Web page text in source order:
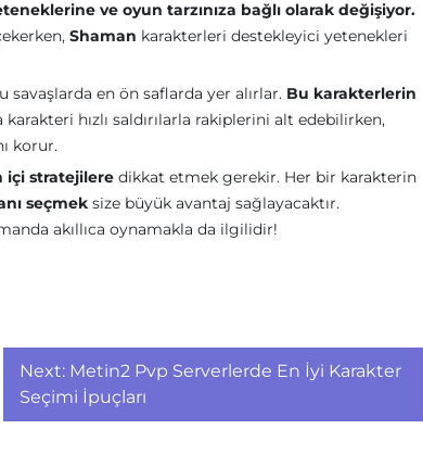
ve oyun tarzınıza bağlı olarak değişiyor.
Shaman karakterleri destekleyici yetenekleri
savaşlarda en ön saflarda yer alırlar. Bu karakterlerin
hızlı saldırılarla rakiplerini alt edebilirken,
korur.
içi stratejilere dikkat etmek gerekir. Her bir karakterin
seçmek size büyük avantaj sağlayacaktır.
akıllıca oynamakla da ilgilidir!
Next: Metin2 Pvp Serverlerde En İyi Karakter
Seçimi İpuçları